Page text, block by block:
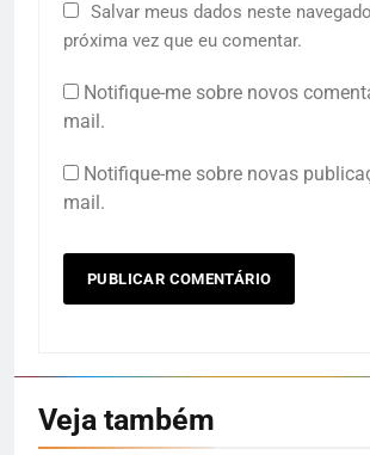
Salvar meus dados neste
próxima vez que eu comentar.
Notifique-me sobre novos
mail.
Notifique-me sobre novas
mail.
Veja também